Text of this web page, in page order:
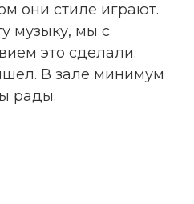
они стиле играют.
музыку, мы с
это сделали.
В зале минимум
рады.